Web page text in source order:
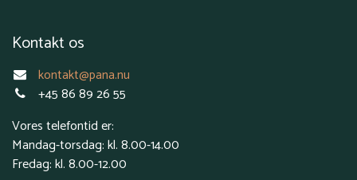
Kontakt os
kontakt@pana.nu
+45 86 89 26 55
Vores telefontid er:
Mandag-torsdag: kl. 8.00-14.00
Fredag: kl. 8.00-12.00